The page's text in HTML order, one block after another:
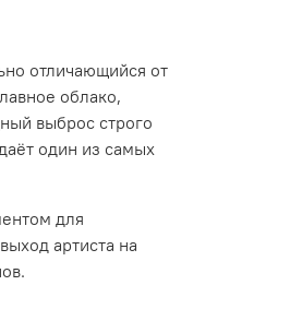
отличающийся от
облако,
выброс строго
один из самых
для
артиста на